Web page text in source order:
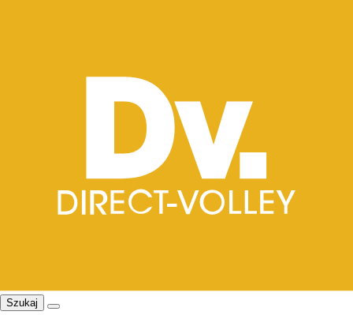
Szukaj